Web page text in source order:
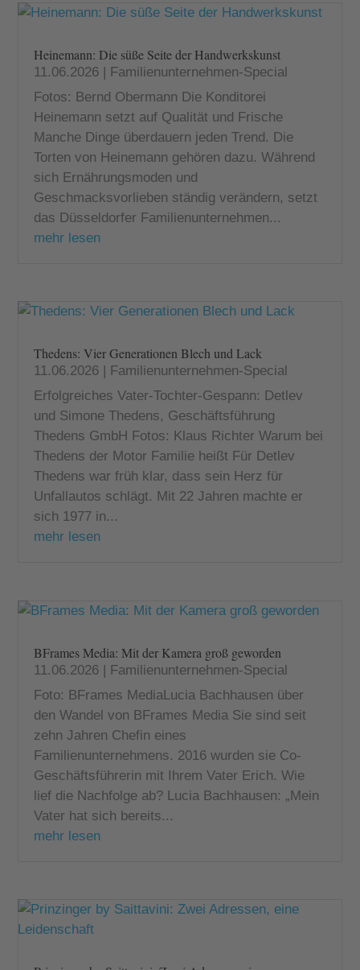
Heinemann: Die süße Seite der Handwerkskunst
11.06.2026 | Familienunternehmen-Special
Fotos: Bernd Obermann Die Konditorei
Heinemann setzt auf Qualität und Frische
Manche Dinge überdauern jeden Trend. Die
Torten von Heinemann gehören dazu. Während
sich Ernährungsmoden und
Geschmacksvorlieben ständig verändern, setzt
das Düsseldorfer Familienunternehmen...
mehr lesen
Thedens: Vier Generationen Blech und Lack
11.06.2026
Familienunternehmen-Special
Erfolgreiches Vater-Tochter-Gespann: Detlev
und Simone Thedens, Geschäftsführung
Thedens GmbH Fotos: Klaus Richter Warum bei
Thedens der Motor Familie heißt Für Detlev
Thedens war früh klar, dass sein Herz für
Unfallautos schlägt. Mit 22 Jahren machte er
sich 1977 in...
mehr lesen
BFrames Media: Mit der Kamera groß geworden
11.06.2026 | Familienunternehmen-Special
Foto: BFrames MediaLucia Bachhausen über
den Wandel von BFrames Media Sie sind seit
zehn Jahren Chefin eines
Familienunternehmens. 2016 wurden sie Co-
Geschäftsführerin mit Ihrem Vater Erich. Wie
lief die Nachfolge ab? Lucia Bachhausen: „Mein
Vater hat sich bereits...
mehr lesen